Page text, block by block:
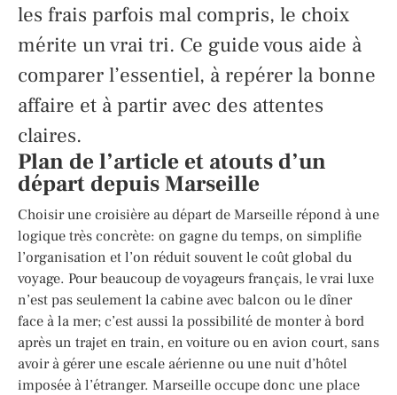
les frais parfois mal compris, le choix
mérite un vrai tri. Ce guide vous aide à
comparer l’essentiel, à repérer la bonne
affaire et à partir avec des attentes
claires.
Plan de l’article et atouts d’un
départ depuis Marseille
Choisir une croisière au départ de Marseille répond à une
logique très concrète: on gagne du temps, on simplifie
l’organisation et l’on réduit souvent le coût global du
voyage. Pour beaucoup de voyageurs français, le vrai luxe
n’est pas seulement la cabine avec balcon ou le dîner
face à la mer; c’est aussi la possibilité de monter à bord
après un trajet en train, en voiture ou en avion court, sans
avoir à gérer une escale aérienne ou une nuit d’hôtel
imposée à l’étranger. Marseille occupe donc une place